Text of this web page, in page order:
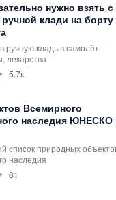
нужно взять с
клади на борту
ручную кладь в самолёт:
лекарства
5.7к.
Всемирного
наследия ЮНЕСКО
список природных
наследия
81